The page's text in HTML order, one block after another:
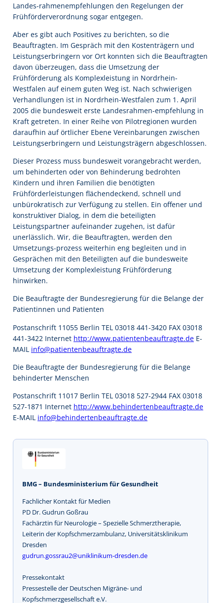
Landes-rahmenempfehlungen den Regelungen der
Frühförderverordnung sogar entgegen.
Aber es gibt auch Positives zu berichten, so die
Beauftragten. Im Gespräch mit den Kostenträgern und
Leistungserbringern vor Ort konnten sich die Beauftragten
davon überzeugen, dass die Umsetzung der
Frühförderung als Komplexleistung in Nordrhein-
Westfalen auf einem guten Weg ist. Nach schwierigen
Verhandlungen ist in Nordrhein-Westfalen zum 1. April
2005 die bundesweit erste Landesrahmen-empfehlung in
Kraft getreten. In einer Reihe von Pilotregionen wurden
daraufhin auf örtlicher Ebene Vereinbarungen zwischen
Leistungserbringern und Leistungsträgern abgeschlossen.
Dieser Prozess muss bundesweit vorangebracht werden,
um behinderten oder von Behinderung bedrohten
Kindern und ihren Familien die benötigten
Frühförderleistungen flächendeckend, schnell und
unbürokratisch zur Verfügung zu stellen. Ein offener und
konstruktiver Dialog, in dem die beteiligten
Leistungspartner aufeinander zugehen, ist dafür
unerlässlich. Wir, die Beauftragten, werden den
Umsetzungs-prozess weiterhin eng begleiten und in
Gesprächen mit den Beteiligten auf die bundesweite
Umsetzung der Komplexleistung Frühförderung
hinwirken.
Die Beauftragte der Bundesregierung für die Belange der
Patientinnen und Patienten
Postanschrift 11055 Berlin TEL 03018 441-3420 FAX 03018
441-3422 Internet http://www.patientenbeauftragte.de E-
MAIL info@patientenbeauftragte.de
Die Beauftragte der Bundesregierung für die Belange
behinderter Menschen
Postanschrift 11017 Berlin TEL 03018 527-2944 FAX 03018
527-1871 Internet http://www.behindertenbeauftragte.de
E-MAIL info@behindertenbeauftragte.de
BMG – Bundesministerium für Gesundheit
Fachlicher Kontakt für Medien
PD Dr. Gudrun Goßrau
Fachärztin für Neurologie – Spezielle Schmerztherapie,
Leiterin der Kopfschmerzambulanz, Universitätsklinikum
Dresden
gudrun.gossrau2@uniklinikum-dresden.de
Pressekontakt
Pressestelle der Deutschen Migräne- und
Kopfschmerzgesellschaft e.V.